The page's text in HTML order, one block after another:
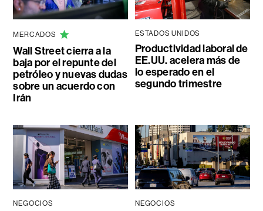
MERCADOS
Wall Street cierra a la
baja por el repunte del
petróleo y nuevas dudas
sobre un acuerdo con
Irán
ESTADOS UNIDOS
Productividad laboral de
EE.UU. acelera más de
lo esperado en el
segundo trimestre
NEGOCIOS NEGOCIOS